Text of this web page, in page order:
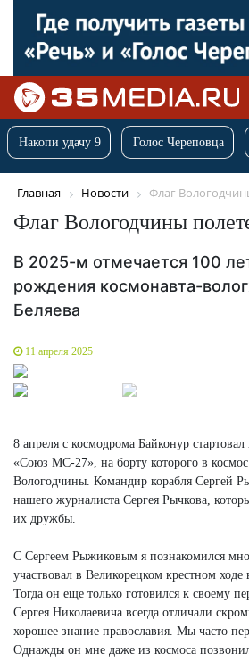
Накопи удачу 9 Голос Череповца
Главная Новости Флаг
Флаг Вологодчины
В 2025-м отмечается 100
рождения космонавта-
Беляева
11 апреля 2025
8 апреля с космодрома Байконур
«Союз МС-27», на борту которого в космос
Вологодчины. Командир корабля Сергей
нашего журналиста Сергея Рычкова,
их дружбы.
С Сергеем Рыжиковым я познакомился
участвовал в Великорецком крестном ходе
Тогда он еще только готовился к своему
Сергея Николаевича всегда отличали
хорошее знание православия. Мы часто
Однажды он мне даже из космоса